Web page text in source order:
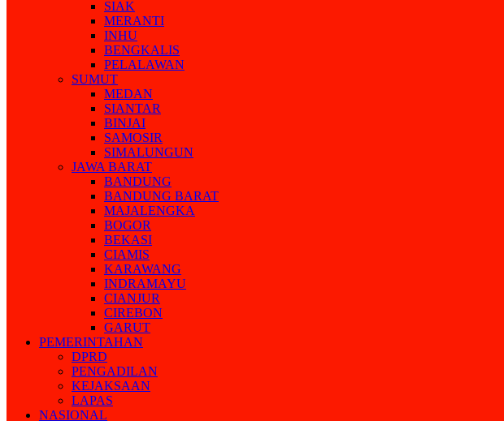
SIAK
MERANTI
INHU
BENGKALIS
PELALAWAN
SUMUT
MEDAN
SIANTAR
BINJAI
SAMOSIR
SIMALUNGUN
JAWA BARAT
BANDUNG
BANDUNG BARAT
MAJALENGKA
BOGOR
BEKASI
CIAMIS
KARAWANG
INDRAMAYU
CIANJUR
CIREBON
GARUT
PEMERINTAHAN
DPRD
PENGADILAN
KEJAKSAAN
LAPAS
NASIONAL